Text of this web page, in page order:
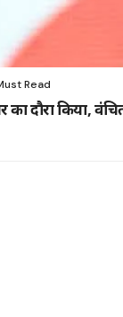
Read
का दौरा किया,